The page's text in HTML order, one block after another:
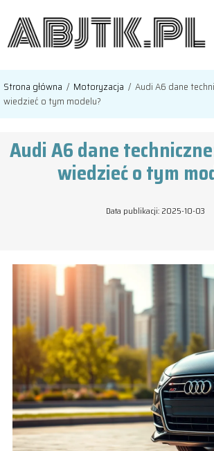
Strona główna / Motoryzacja / Audi A6 dane
wiedzieć o tym modelu?
Audi A6 dane
wiedzieć o tym
Data publikacji: 2025-10-03